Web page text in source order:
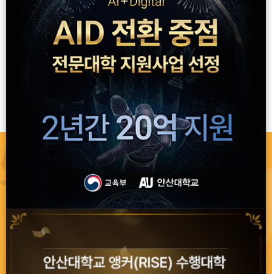
발전기금 온라인증명발급 전자출결
원격강의
AU-WINGS
(학생역량통합관리)
대학일자리
플러스센터
재난안전교육센터
예지관
(학생생활관)
개교 50주년 AU VISION 2026
지속적 성장을 선도하는 평생 직업교육 혁신
플랫폼
보도자료 보도자